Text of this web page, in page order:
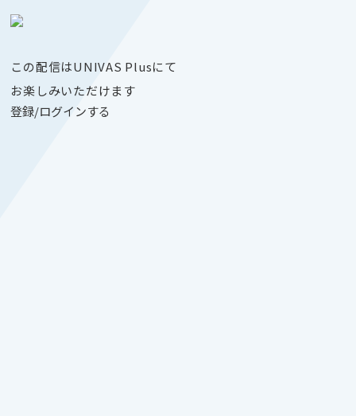
この配信はUNIVAS Plusにて
お楽しみいただけます
登録/ログインする